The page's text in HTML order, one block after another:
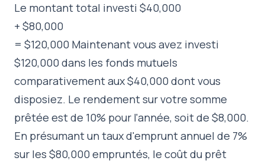
Le montant total investi $40,000
+ $80,000
= $120,000 Maintenant vous avez investi
$120,000 dans les fonds mutuels
comparativement aux $40,000 dont vous
disposiez. Le rendement sur votre somme
prêtée est de 10% pour l'année, soit de $8,000.
En présumant un taux d'emprunt annuel de 7%
sur les $80,000 empruntés, le coût du prêt